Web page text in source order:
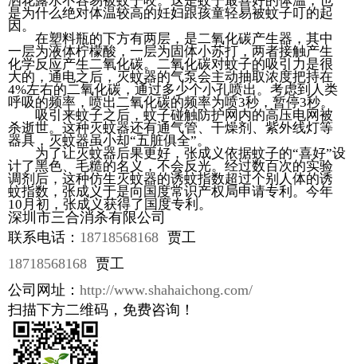
是为什么绝对体温较高的妊妇跟孩童轻易被蚊子叮的起
因。
在塑料瓶的下方有两层，是二氧化碳产生器，其中
一层为液体柠檬酸，一层为固体小苏打，两者接触产生
化学反应产生二氧化碳。二氧化碳对蚊子的吸引力是很
大的，通电之后，灭蚊器的气泵会主动抽取浓度把持在
4%左右的二氧化碳，通过多少个小孔喷出。考虑到人类
呼吸的频率，喷出二氧化碳的频率为喷3秒，暂停3秒。
吸引来蚊子之后，蚊子碰触防护网内的高压电网被
杀逝世。这种灭蚊器还有通气管、干燥剂、紫外线灯等
器具，灭蚊器虽小却“五脏俱全”。
为了让灭蚊器后果更好，张成义依据蚊子的“喜好”设
计了黑色、毛糙的名义，不会反光。经过数百次的实验
调剂后，这种仿生灭蚊器的诱蚊指数超过个别人体的诱
蚊指数，张成义于是向国度常识产权局申请专利。今年
10月初，张成义获得了国度专利。
深圳市三合消杀有限公司
联系电话： 18718568168 贾工
18718568168 贾工
公司网址： http://www.shahaichong.com/
扫描下方二维码，免费咨询！